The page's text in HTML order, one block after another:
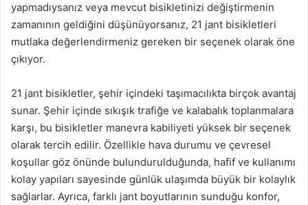
yapmadıysanız veya mevcut bisikletinizi değiştirmenin
zamanının geldiğini düşünüyorsanız, 21 jant bisikletleri
mutlaka değerlendirmeniz gereken bir seçenek olarak öne
çıkıyor.
21 jant bisikletler, şehir içindeki taşımacılıkta birçok avantaj
sunar. Şehir içinde sıkışık trafiğe ve kalabalık toplanmalara
karşı, bu bisikletler manevra kabiliyeti yüksek bir seçenek
olarak tercih edilir. Özellikle hava durumu ve çevresel
koşullar göz önünde bulundurulduğunda, hafif ve kullanımı
kolay yapıları sayesinde günlük ulaşımda büyük bir kolaylık
sağlarlar. Ayrıca, farklı jant boyutlarının sunduğu konfor,